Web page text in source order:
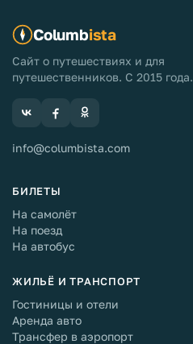
Columbista
Сайт о путешествиях и для
путешественников. С 2015 года.
info@columbista.com
БИЛЕТЫ
На самолёт
На поезд
На автобус
ЖИЛЬЁ И ТРАНСПОРТ
Гостиницы и отели
Аренда авто
Трансфер в аэропорт